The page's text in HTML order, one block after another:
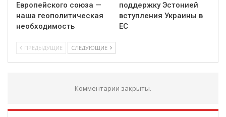
Европейского союза —
наша геополитическая
необходимость
поддержку Эстонией
вступления Украины в
ЕС
ПРЕДЫДУЩИЕ СЛЕДУЮЩИЕ
Комментарии закрыты.